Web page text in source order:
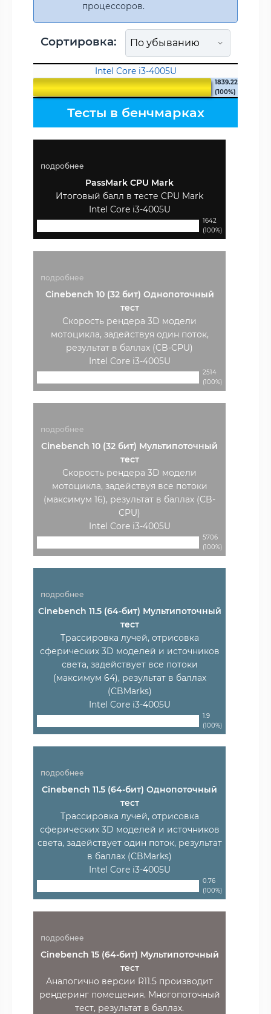
процессоров.
Сортировка:
Intel Core i3-4005U
1839.22
(100%)
Тесты в бенчмарках
подробнее
PassMark CPU Mark
Итоговый балл в тесте CPU Mark
Intel Core i3-4005U
1642
(100%)
подробнее
Cinebench 10 (32 бит) Однопоточный
тест
Скорость рендера 3D модели
мотоцикла, задействуя один поток,
результат в баллах (CB-CPU)
Intel Core i3-4005U
2514
(100%)
подробнее
Cinebench 10 (32 бит) Мультипоточный
тест
Скорость рендера 3D модели
мотоцикла, задействуя все потоки
(максимум 16), результат в баллах (CB-
CPU)
Intel Core i3-4005U
5706
(100%)
подробнее
Cinebench 11.5 (64-бит) Мультипоточный
тест
Трассировка лучей, отрисовка
сферических 3D моделей и источников
света, задействует все потоки
(максимум 64), результат в баллах
(CBMarks)
Intel Core i3-4005U
1.9
(100%)
подробнее
Cinebench 11.5 (64-бит) Однопоточный
тест
Трассировка лучей, отрисовка
сферических 3D моделей и источников
света, задействует один поток, результат
в баллах (CBMarks)
Intel Core i3-4005U
0.76
(100%)
подробнее
Cinebench 15 (64-бит) Мультипоточный
тест
Аналогично версии R11.5 производит
рендеринг помещения. Многопоточный
тест, результат в баллах.